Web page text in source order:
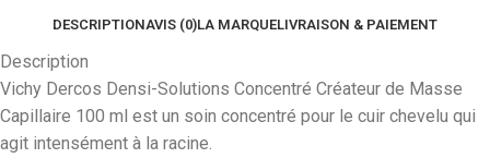
DESCRIPTIONAVIS (0)LA MARQUELIVRAISON & PAIEMENT
Description
Vichy Dercos Densi-Solutions Concentré Créateur de Masse
Capillaire 100 ml est un soin concentré pour le cuir chevelu qui
agit intensément à la racine.